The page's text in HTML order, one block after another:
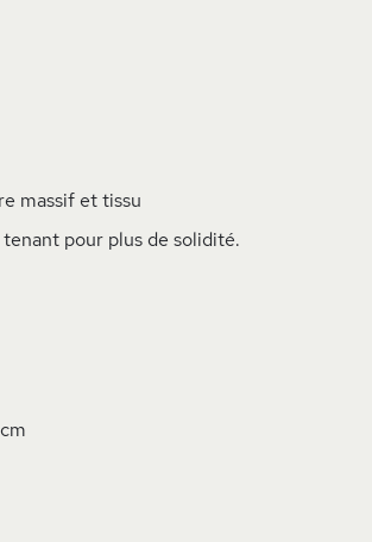
massif et tissu
pour plus de solidité.